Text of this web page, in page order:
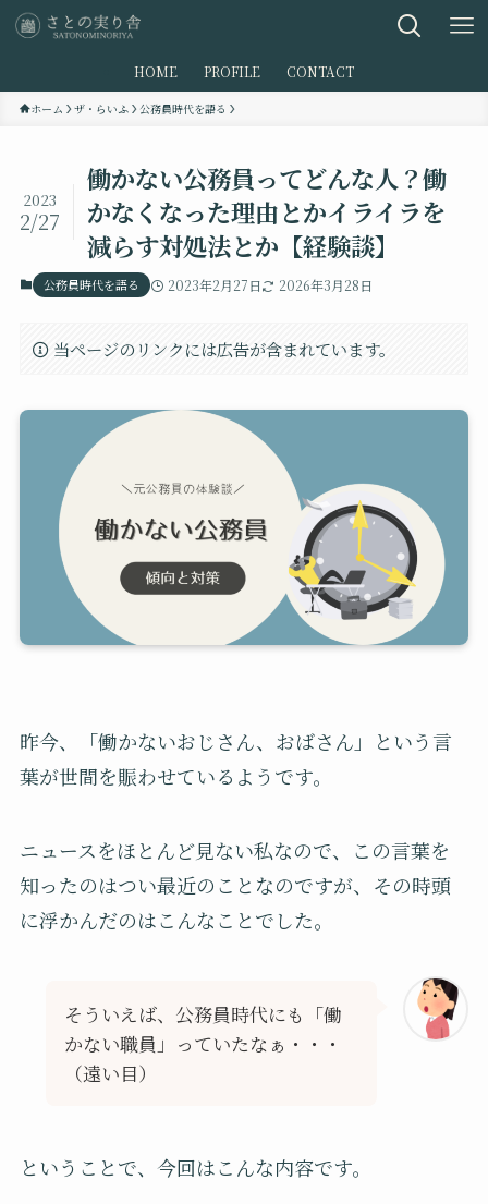
HOME PROFILE CONTACT
ホーム ザ・らいふ 公務員時代を語る
働かない公務員ってどんな人？働
かなくなった理由とかイライラを
減らす対処法とか【経験談】
2023
2/27
公務員時代を語る 2023年2月27日 2026年3月28日
当ページのリンクには広告が含まれています。
昨今、「働かないおじさん、おばさん」という言
葉が世間を賑わせているようです。
ニュースをほとんど見ない私なので、この言葉を
知ったのはつい最近のことなのですが、その時頭
に浮かんだのはこんなことでした。
そういえば、公務員時代にも「働
かない職員」っていたなぁ・・・
（遠い目）
ということで、今回はこんな内容です。